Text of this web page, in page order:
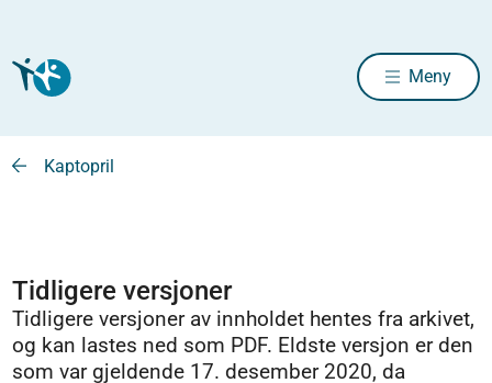
Meny
Kaptopril
Tidligere versjoner
Tidligere versjoner av innholdet hentes fra arkivet,
og kan lastes ned som PDF. Eldste versjon er den
som var gjeldende 17. desember 2020, da